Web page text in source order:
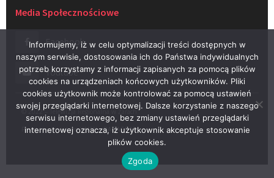
Media Społecznościowe
Facebook
Youtube
© 2022 – Telewizja Regionalna w Żarach
Projektowanie stron WWW –RAGACOM
Informujemy, iż w celu optymalizacji treści dostępnych w
naszym serwisie, dostosowania ich do Państwa indywidualnych
potrzeb korzystamy z informacji zapisanych za pomocą plików
cookies na urządzeniach końcowych użytkowników. Pliki
cookies użytkownik może kontrolować za pomocą ustawień
swojej przeglądarki internetowej. Dalsze korzystanie z naszego
serwisu internetowego, bez zmiany ustawień przeglądarki
internetowej oznacza, iż użytkownik akceptuje stosowanie
plików cookies.
Zgoda